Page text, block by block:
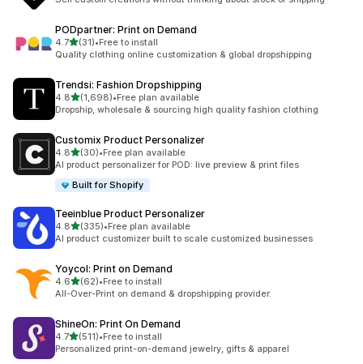
PODpartner: Print on Demand
4.7เต็ม 5 ดาว
(31)
ทั้งหมด 31 รีวิว
•Free to install
Quality clothing online customization & global dropshipping
Trendsi: Fashion Dropshipping
4.8เต็ม 5 ดาว
(1,698)
ทั้งหมด 1698 รีวิว
•Free plan available
Dropship, wholesale & sourcing high quality fashion clothing
Customix Product Personalizer
4.8เต็ม 5 ดาว
(30)
ทั้งหมด 30 รีวิว
•Free plan available
AI product personalizer for POD: live preview & print files
Built for Shopify
Teeinblue Product Personalizer
4.8เต็ม 5 ดาว
(335)
ทั้งหมด 335 รีวิว
•Free plan available
AI product customizer built to scale customized businesses
Yoycol: Print on Demand
4.6เต็ม 5 ดาว
(62)
ทั้งหมด 62 รีวิว
•Free to install
All-Over-Print on demand & dropshipping provider.
ShineOn: Print On Demand
4.7เต็ม 5 ดาว
(511)
ทั้งหมด 511 รีวิว
•Free to install
Personalized print-on-demand jewelry, gifts & apparel